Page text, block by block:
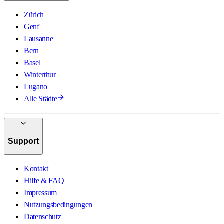
Zürich
Genf
Lausanne
Bern
Basel
Winterthur
Lugano
Alle Städte
Support
Kontakt
Hilfe & FAQ
Impressum
Nutzungsbedingungen
Datenschutz